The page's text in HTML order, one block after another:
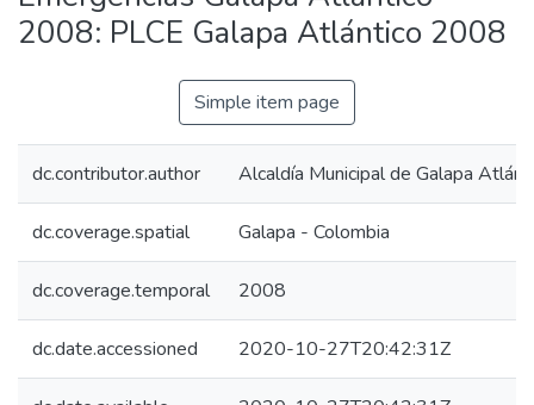
2008: PLCE Galapa Atlántico 2008
Simple item page
dc.contributor.author Alcaldía Municipal de Galapa
dc.coverage.spatial Galapa - Colombia
dc.coverage.temporal 2008
dc.date.accessioned 2020-10-27T20:42:31Z